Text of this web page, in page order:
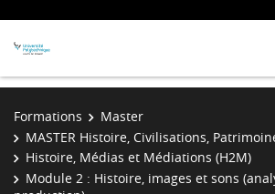
Formations
Master
MASTER Histoire, Civilisations,
Histoire, Médias et Médiations (H2M)
Module 2 : Histoire, images et sons